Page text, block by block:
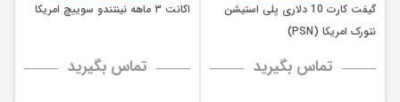
گیفت کارت 10 دلاری پلی استیشن
نتورک امریکا (PSN)
تماس بگیرید
اکانت ۳ ماهه نینتندو سوییچ امریکا
تماس بگیرید